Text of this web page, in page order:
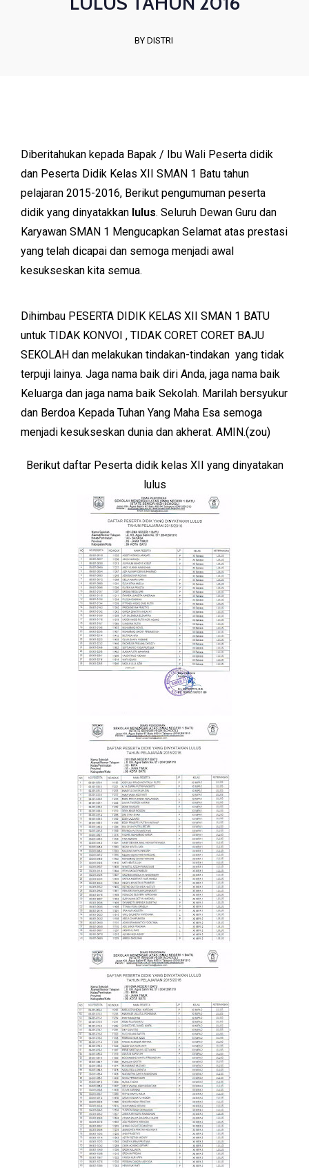
BY DISTRI
Diberitahukan kepada Bapak / Ibu Wali Peserta didik
dan Peserta Didik Kelas XII SMAN 1 Batu tahun
pelajaran 2015-2016, Berikut pengumuman peserta
didik yang dinyatakkan lulus. Seluruh Dewan Guru dan
Karyawan SMAN 1 Mengucapkan Selamat atas prestasi
yang telah dicapai dan semoga menjadi awal
kesukseskan kita semua.
Dihimbau PESERTA DIDIK KELAS XII SMAN 1 BATU
untuk TIDAK KONVOI , TIDAK CORET CORET BAJU
SEKOLAH dan melakukan tindakan-tindakan yang tidak
terpuji lainya. Jaga nama baik diri Anda, jaga nama baik
Keluarga dan jaga nama baik Sekolah. Marilah bersyukur
dan Berdoa Kepada Tuhan Yang Maha Esa semoga
menjadi kesukseskan dunia dan akherat. AMIN.(zou)
Berikut daftar Peserta didik kelas XII yang dinyatakan
lulus